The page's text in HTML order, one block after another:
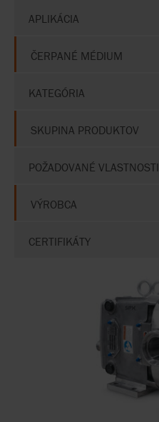
APLIKÁCIA
ČERPANÉ MÉDIUM
KATEGÓRIA
SKUPINA PRODUKTOV
POŽADOVANÉ VLASTNOSTI
VÝROBCA
CERTIFIKÁTY